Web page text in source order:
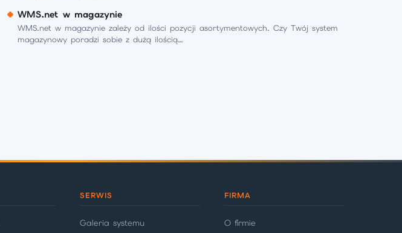
WMS.net w magazynie
WMS.net w magazynie zależy od ilości pozycji asortymentowych. Czy Twój system
magazynowy poradzi sobie z dużą ilością…
SERWIS
Galeria systemu
FIRMA
O firmie